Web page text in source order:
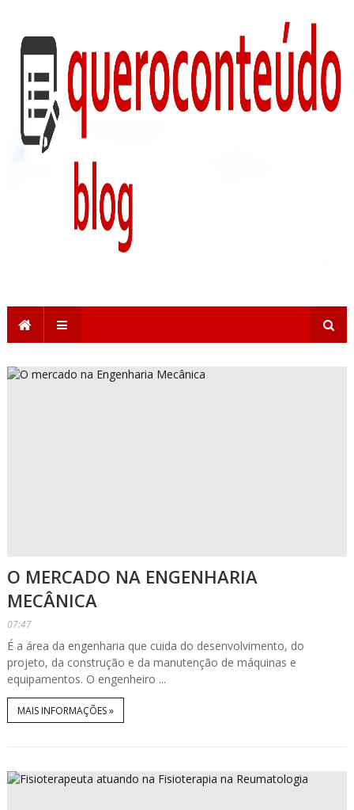
O MERCADO NA ENGENHARIA
MECÂNICA
07:47
É a área da engenharia que cuida do desenvolvimento, do
projeto, da construção e da manutenção de máquinas e
equipamentos. O engenheiro ...
MAIS INFORMAÇÕES »